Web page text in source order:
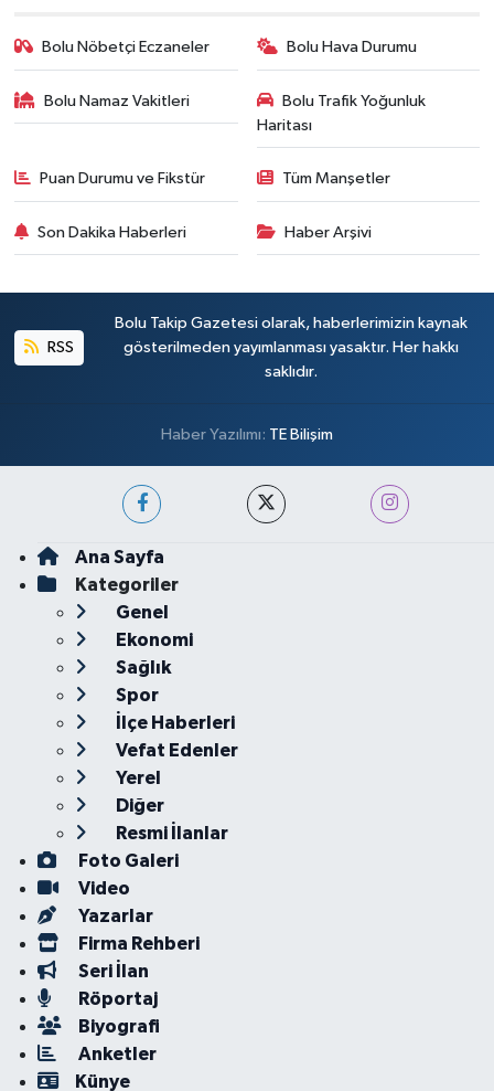
Bolu Nöbetçi Eczaneler Bolu Hava Durumu
Bolu Namaz Vakitleri
Bolu Trafik Yoğunluk
Haritası
Puan Durumu ve Fikstür Tüm Manşetler
Son Dakika Haberleri Haber Arşivi
RSS
Bolu Takip Gazetesi olarak, haberlerimizin kaynak
gösterilmeden yayımlanması yasaktır. Her hakkı
saklıdır.
Haber Yazılımı: TE Bilişim
Ana Sayfa
Kategoriler
Genel
Ekonomi
Sağlık
Spor
İlçe Haberleri
Vefat Edenler
Yerel
Diğer
Resmi İlanlar
Foto Galeri
Video
Yazarlar
Firma Rehberi
Seri İlan
Röportaj
Biyografi
Anketler
Künye